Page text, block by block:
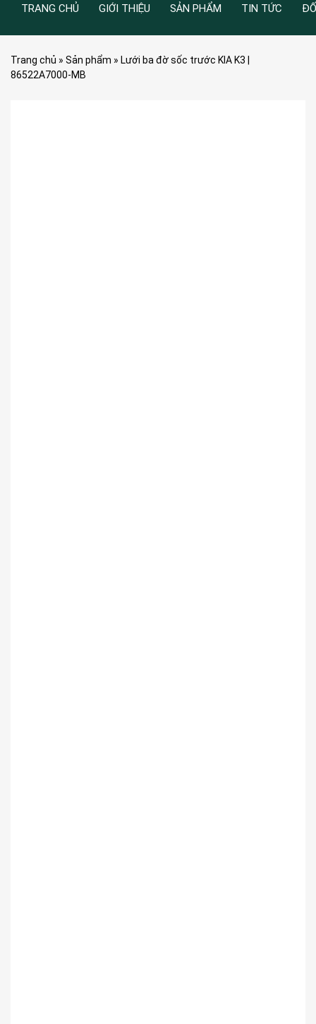
TRANG CHỦ GIỚI THIỆU SẢN PHẨM TIN TỨC
Trang chủ » Sản phẩm » Lưới ba đờ sốc trước KIA K3 |
86522A7000-MB